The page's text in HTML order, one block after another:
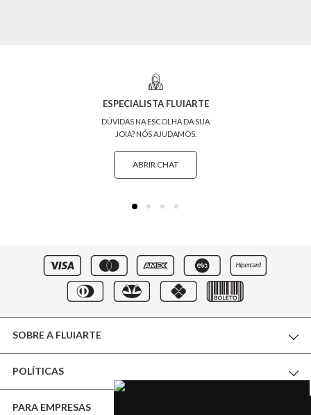
ESPECIALISTA FLUIARTE
DÚVIDAS NA ESCOLHA DA SUA
JOIA? NÓS AJUDAMOS.
ABRIR CHAT
SOBRE A FLUIARTE
THE WORLD OF FLUIARTE
NOSSA BOUTIQUE
POLÍTICAS
CERTIFICADO DE GARANTIA
PARA EMPRESAS